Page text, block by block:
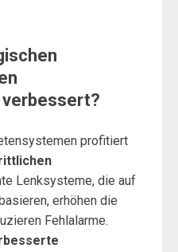
profitiert
Lenksysteme, die auf
erhöhen die
Fehlalarme.